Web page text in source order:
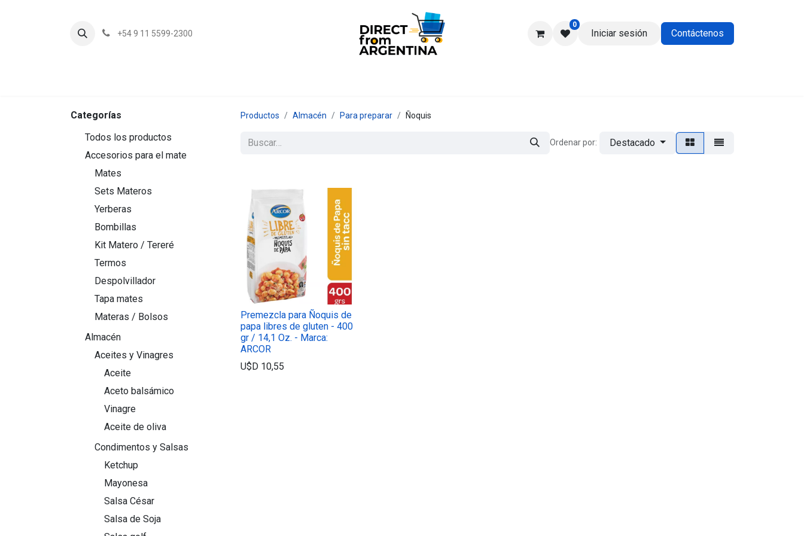
+54 9 11 5599-2300
0
Iniciar sesión Contáctenos
Categorías
Todos los productos
Accesorios para el mate
Mates
Sets Materos
Yerberas
Bombillas
Kit Matero / Tereré
Termos
Despolvillador
Tapa mates
Materas / Bolsos
Almacén
Aceites y Vinagres
Aceite
Aceto balsámico
Vinagre
Aceite de oliva
Condimentos y Salsas
Ketchup
Mayonesa
Salsa César
Salsa de Soja
Productos Almacén Para preparar Ñoquis
Ordenar por: Destacado
Premezcla para Ñoquis de
papa libres de gluten - 400
gr / 14,1 Oz. - Marca:
ARCOR
U$D 10,55